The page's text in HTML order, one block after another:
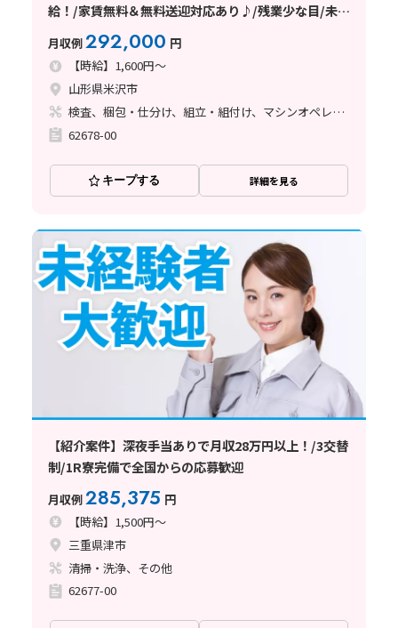
給！/家賃無料＆無料送迎対応あり♪/残業少な目/未経
験OK★
月収例292,000 円
【時給】1,600円～
山形県米沢市
検査、梱包・仕分け、組立・組付け、マシンオペレーター、クリーンルーム、清掃・洗浄
62678-00
キープする 詳細を見る
【紹介案件】深夜手当ありで月収28万円以上！/3交替
制/1R寮完備で全国からの応募歓迎
月収例285,375 円
【時給】1,500円～
三重県津市
清掃・洗浄、その他
62677-00